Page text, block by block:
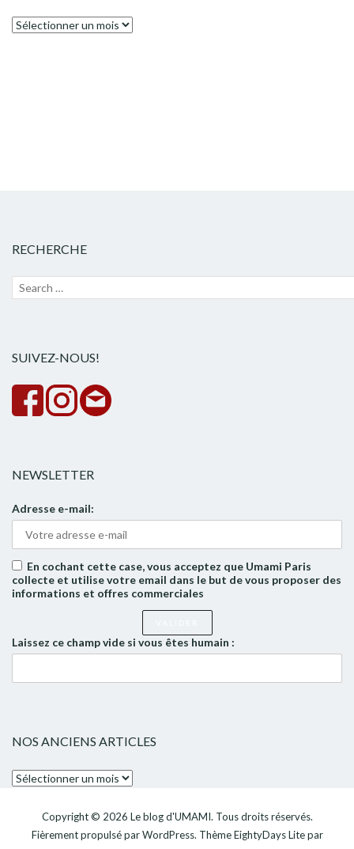
Nos
RECHERCHE
Recherche
SUIVEZ-NOUS!
NEWSLETTER
Adresse e-mail:
En cochant cette case, vous acceptez que Umami Paris
collecte et utilise votre email dans le but de vous proposer des
informations et offres commerciales
Laissez ce champ vide si vous êtes humain :
NOS ANCIENS ARTICLES
Nos
articlesCopyright © 2026 Le blog d'UMAMI. Tous droits réservés.
Fièrement propulsé parWordPress. ThèmeEightyDays Litepar